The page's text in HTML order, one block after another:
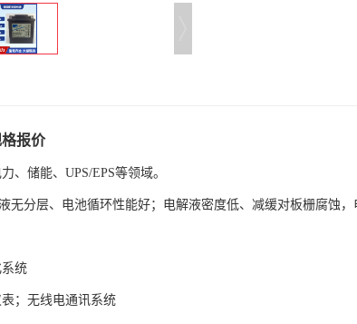
报价
、储能、 UPS/EPS等领域。
无分层、电池循环性能好；电解液密度低、减缓对板栅腐蚀
统
；无线电通讯系统